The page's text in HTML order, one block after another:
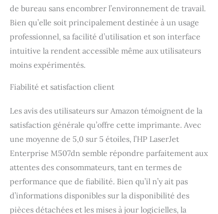
de bureau sans encombrer l’environnement de travail.
Bien qu’elle soit principalement destinée à un usage
professionnel, sa facilité d’utilisation et son interface
intuitive la rendent accessible même aux utilisateurs
moins expérimentés.
Fiabilité et satisfaction client
Les avis des utilisateurs sur Amazon témoignent de la
satisfaction générale qu’offre cette imprimante. Avec
une moyenne de 5,0 sur 5 étoiles, l’HP LaserJet
Enterprise M507dn semble répondre parfaitement aux
attentes des consommateurs, tant en termes de
performance que de fiabilité. Bien qu’il n’y ait pas
d’informations disponibles sur la disponibilité des
pièces détachées et les mises à jour logicielles, la